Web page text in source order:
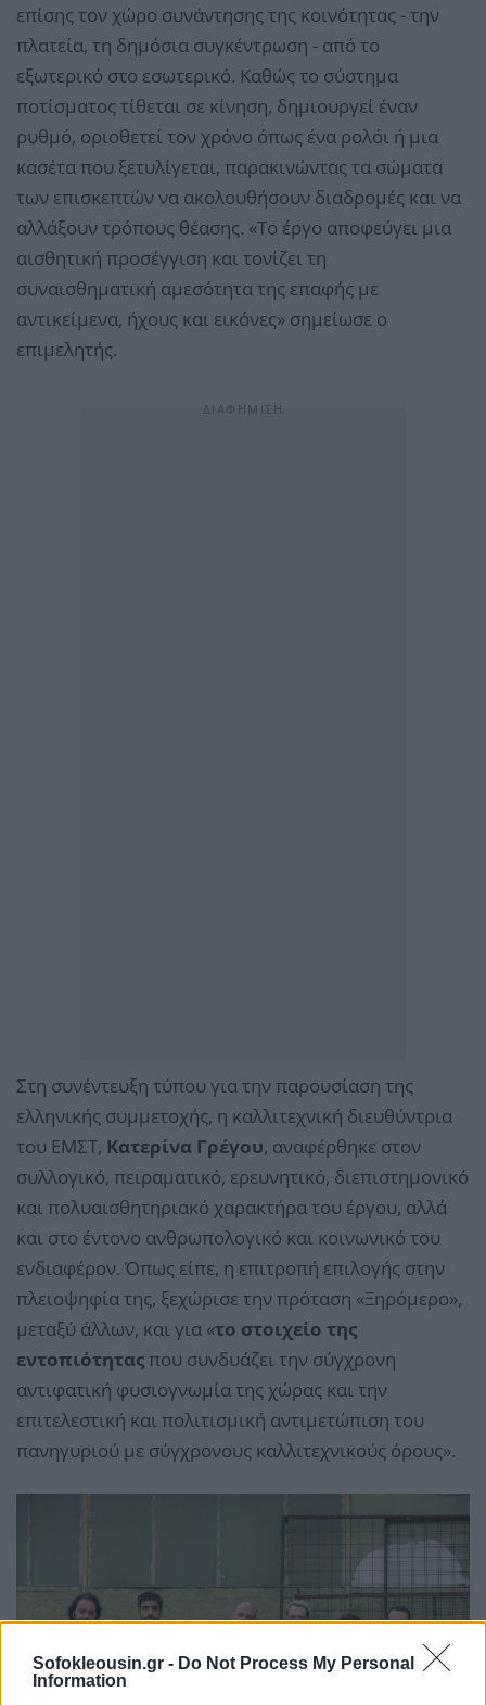
Sofokleousin.gr - Do Not Process My Personal
Information
επίσης τον χώρο συνάντησης της κοινότητας - την
πλατεία, τη δημόσια συγκέντρωση - από το
εξωτερικό στο εσωτερικό. Καθώς το σύστημα
ποτίσματος τίθεται σε κίνηση, δημιουργεί έναν
ρυθμό, οριοθετεί τον χρόνο όπως ένα ρολόι ή μια
κασέτα που ξετυλίγεται, παρακινώντας τα σώματα
των επισκεπτών να ακολουθήσουν διαδρομές και να
αλλάξουν τρόπους θέασης. «Το έργο αποφεύγει μια
αισθητική προσέγγιση και τονίζει τη
συναισθηματική αμεσότητα της επαφής με
αντικείμενα, ήχους και εικόνες» σημείωσε ο
επιμελητής.
Στη συνέντευξη τύπου για την παρουσίαση της
ελληνικής συμμετοχής, η καλλιτεχνική διευθύντρια
του ΕΜΣΤ, Κατερίνα Γρέγου, αναφέρθηκε στον
συλλογικό, πειραματικό, ερευνητικό, διεπιστημονικό
και πολυαισθητηριακό χαρακτήρα του έργου, αλλά
και στο έντονο ανθρωπολογικό και κοινωνικό του
ενδιαφέρον. Όπως είπε, η επιτροπή επιλογής στην
πλειοψηφία της, ξεχώρισε την πρόταση «Ξηρόμερο»,
μεταξύ άλλων, και για «το στοιχείο της
εντοπιότηταςπου συνδυάζει την σύγχρονη
αντιφατική φυσιογνωμία της χώρας και την
επιτελεστική και πολιτισμική αντιμετώπιση του
πανηγυριού με σύγχρονους καλλιτεχνικούς όρους».